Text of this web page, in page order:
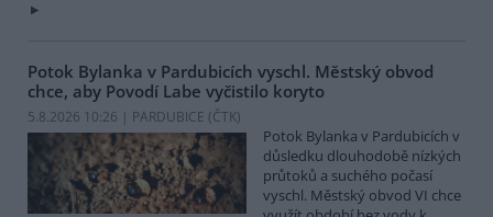
Potok Bylanka v Pardubicích vyschl. Městský obvod
chce, aby Povodí Labe vyčistilo koryto
5.8.2026 10:26 | PARDUBICE (ČTK)
Potok Bylanka v Pardubicích v
důsledku dlouhodobě nízkých
průtoků a suchého počasí
vyschl. Městský obvod VI chce